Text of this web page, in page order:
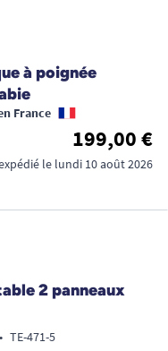
à poignée
France
199,00 €
le lundi 10 août 2026
2 panneaux
• TE-471-5